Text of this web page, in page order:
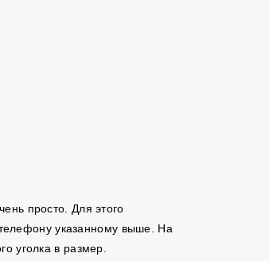
просто. Для этого
телефону указанному выше. На
уголка в размер.